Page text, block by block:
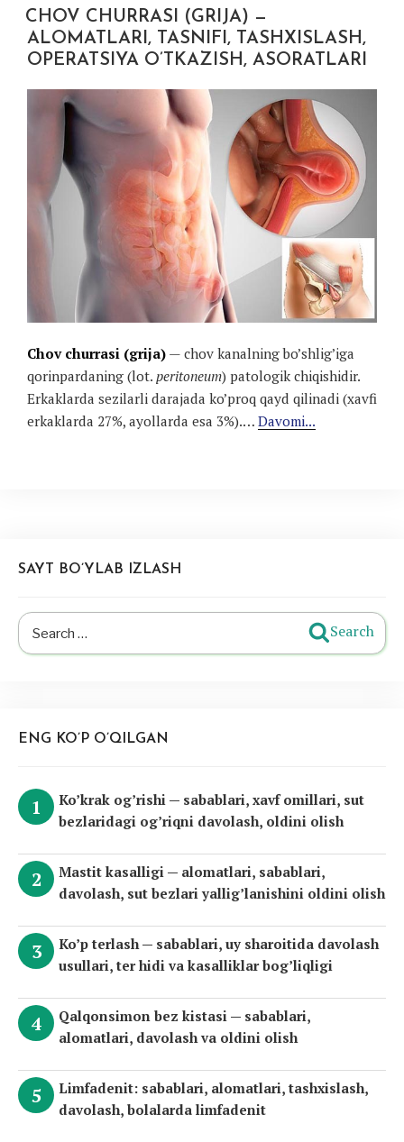
CHOV CHURRASI (GRIJA) —
ALOMATLARI, TASNIFI, TASHXISLASH,
OPERATSIYA O’TKAZISH, ASORATLARI
Chov churrasi (grija) — chov kanalning bo’shlig’iga
qorinpardaning (lot. peritoneum) patologik chiqishidir.
Erkaklarda sezilarli darajada ko’proq qayd qilinadi (xavfi
erkaklarda 27%, ayollarda esa 3%).… Davomi...
SAYT BO’YLAB IZLASH
Search
for:
Search
ENG KO’P O’QILGAN
Ko’krak og’rishi — sabablari, xavf omillari, sut
bezlaridagi og’riqni davolash, oldini olish
Mastit kasalligi — alomatlari, sabablari,
davolash, sut bezlari yallig’lanishini oldini olish
Ko’p terlash — sabablari, uy sharoitida davolash
usullari, ter hidi va kasalliklar bog’liqligi
Qalqonsimon bez kistasi — sabablari,
alomatlari, davolash va oldini olish
Limfadenit: sabablari, alomatlari, tashxislash,
davolash, bolalarda limfadenit